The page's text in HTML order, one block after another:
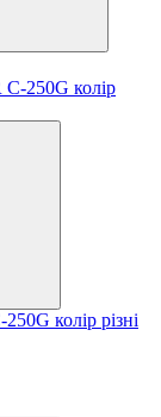
колір різні